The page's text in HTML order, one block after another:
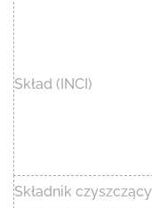
Skład (INCI)
Składnik czyszczący